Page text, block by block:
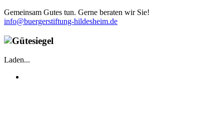
Gemeinsam Gutes tun. Gerne beraten wir Sie!
info@buergerstiftung-hildesheim.de
Laden...